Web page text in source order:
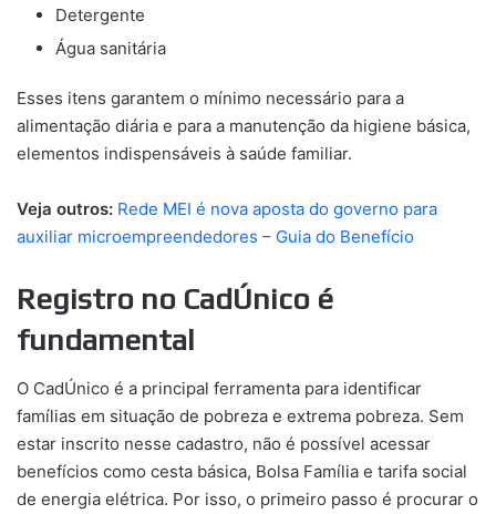
Detergente
Água sanitária
Esses itens garantem o mínimo necessário para a
alimentação diária e para a manutenção da higiene básica,
elementos indispensáveis à saúde familiar.
Veja outros: Rede MEI é nova aposta do governo para
auxiliar microempreendedores – Guia do Benefício
Registro no CadÚnico é
fundamental
O CadÚnico é a principal ferramenta para identificar
famílias em situação de pobreza e extrema pobreza. Sem
estar inscrito nesse cadastro, não é possível acessar
benefícios como cesta básica, Bolsa Família e tarifa social
de energia elétrica. Por isso, o primeiro passo é procurar o